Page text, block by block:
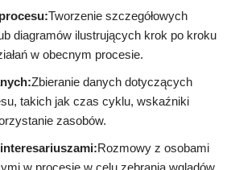
Tworzenie szczegółowych
diagramów ilustrujących krok po kroku
w obecnym procesie.
Zbieranie danych dotyczących
takich jak czas cyklu, wskaźniki
zasobów.
Rozmowy z osobami